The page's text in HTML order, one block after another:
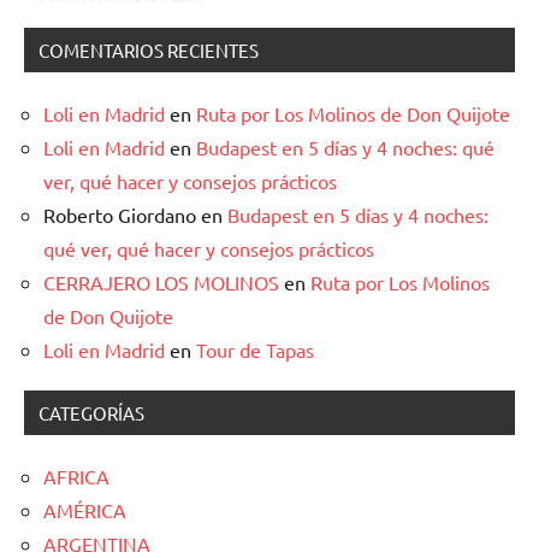
COMENTARIOS RECIENTES
Loli en Madrid en Ruta por Los Molinos de Don Quijote
Loli en Madrid en Budapest en 5 días y 4 noches: qué
ver, qué hacer y consejos prácticos
Roberto Giordano en Budapest en 5 días y 4 noches:
qué ver, qué hacer y consejos prácticos
CERRAJERO LOS MOLINOS en Ruta por Los Molinos
de Don Quijote
Loli en Madrid en Tour de Tapas
CATEGORÍAS
AFRICA
AMÉRICA
ARGENTINA